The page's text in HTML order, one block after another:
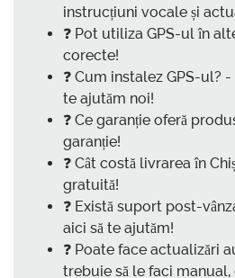
instrucțiuni vocale și
❓ Pot utiliza GPS-ul în
corecte!
❓ Cum instalez GPS-ul?
te ajutăm noi!
❓ Ce garanție oferă
garanție!
❓ Cât costă livrarea în
gratuită!
❓ Există suport post-
aici să te ajutăm!
❓ Poate face actualizări
trebuie să le faci